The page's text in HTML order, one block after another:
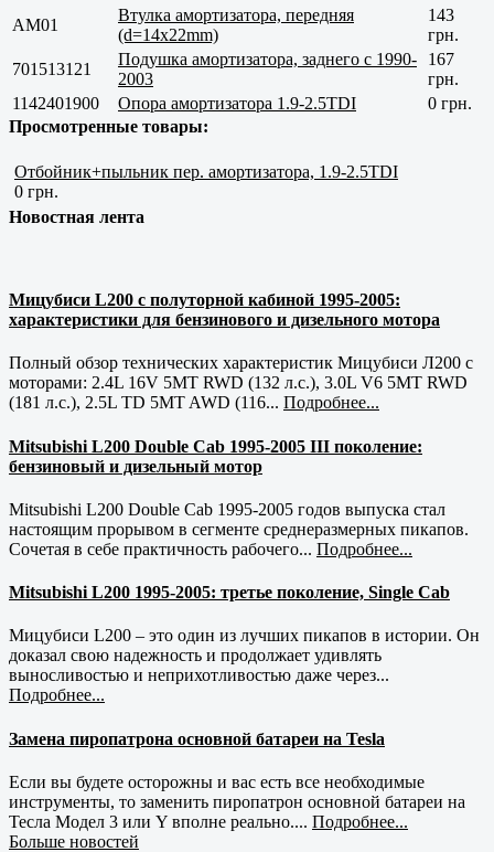
AM01
Втулка амортизатора, передняя
(d=14x22mm)
143
грн.
701513121
Подушка амортизатора, заднего с 1990-
2003
167
грн.
1142401900
Опора амортизатора 1.9-2.5TDI
0 грн.
Просмотренные товары:
Отбойник+пыльник пер. амортизатора, 1.9-2.5TDI
0 грн.
Новостная лента
Мицубиси L200 с полуторной кабиной 1995-2005:
характеристики для бензинового и дизельного мотора
Полный обзор технических характеристик Мицубиси Л200 с
моторами: 2.4L 16V 5MT RWD (132 л.с.), 3.0L V6 5MT RWD
(181 л.с.), 2.5L TD 5MT AWD (116... Подробнее...
Mitsubishi L200 Double Cab 1995-2005 III поколение:
бензиновый и дизельный мотор
Mitsubishi L200 Double Cab 1995-2005 годов выпуска стал
настоящим прорывом в сегменте среднеразмерных пикапов.
Сочетая в себе практичность рабочего... Подробнее...
Mitsubishi L200 1995-2005: третье поколение, Single Cab
Мицубиси L200 – это один из лучших пикапов в истории. Он
доказал свою надежность и продолжает удивлять
выносливостью и неприхотливостью даже через...
Подробнее...
Замена пиропатрона основной батареи на Tesla
Если вы будете осторожны и вас есть все необходимые
инструменты, то заменить пиропатрон основной батареи на
Тесла Модел 3 или Y вполне реально.... Подробнее...
Больше новостей